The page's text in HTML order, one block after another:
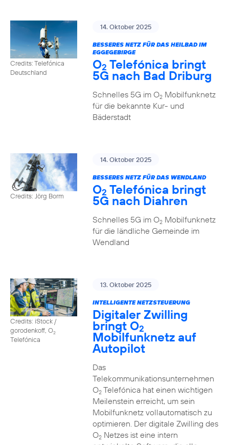
Credits: Telefónica
Deutschland
14. Oktober 2025
BESSERES NETZ FÜR DAS HEILBAD IM
EGGEGEBIRGE
O2 Telefónica bringt
5G nach Bad Driburg
Schnelles 5G im O2Mobilfunknetz
für die bekannte Kur- und
Bäderstadt
Credits: Jörg Borm
14. Oktober 2025
BESSERES NETZ FÜR DAS WENDLAND
O2 Telefónica bringt
5G nach Diahren
Schnelles 5G im O2Mobilfunknetz
für die ländliche Gemeinde im
Wendland
Credits: iStock /
gorodenkoff, O2
Telefónica
13. Oktober 2025
INTELLIGENTE NETZSTEUERUNG
Digitaler Zwilling
bringt O2
Mobilfunknetz auf
Autopilot
Das
Telekommunikationsunternehmen
O2Telefónica hat einen wichtigen
Meilenstein erreicht, um sein
Mobilfunknetz vollautomatisch zu
optimieren. Der digitale Zwilling des
O2Netzes ist eine intern